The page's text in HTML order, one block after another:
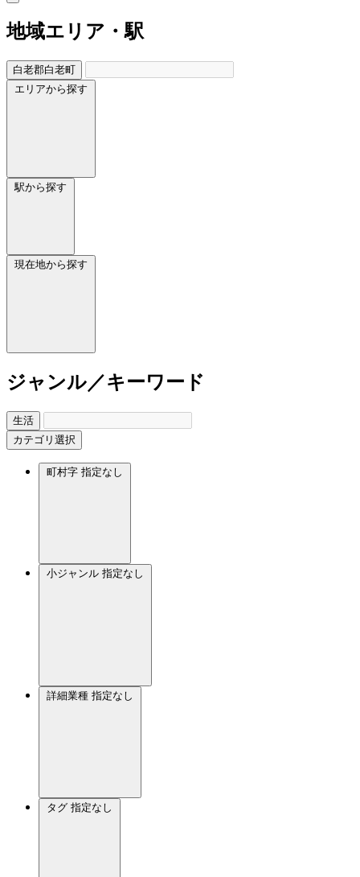
地域エリア・駅
白老郡白老町
エリアから探す
駅から探す
現在地から探す
ジャンル／キーワード
生活
カテゴリ選択
町村字 指定なし
小ジャンル 指定なし
詳細業種 指定なし
タグ 指定なし